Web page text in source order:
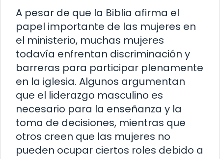
A pesar de que la Biblia afirma el
papel importante de las mujeres en
el ministerio, muchas mujeres
todavía enfrentan discriminación y
barreras para participar plenamente
en la iglesia. Algunos argumentan
que el liderazgo masculino es
necesario para la enseñanza y la
toma de decisiones, mientras que
otros creen que las mujeres no
pueden ocupar ciertos roles debido a